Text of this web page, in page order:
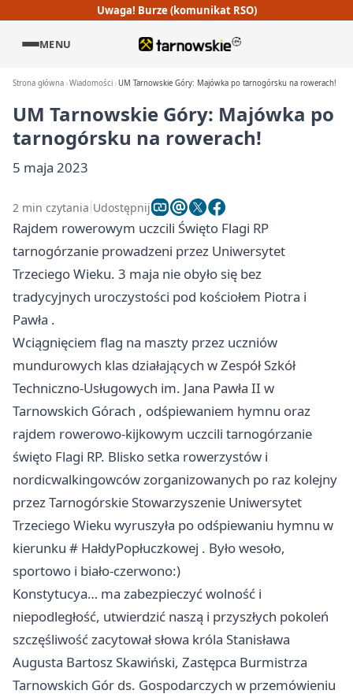
Uwaga! Burze (komunikat RSO)
MENU
Strona główna Wiadomości UM Tarnowskie Góry: Majówka po tarnogórsku na rowerach!
UM Tarnowskie Góry: Majówka po
tarnogórsku na rowerach!
5 maja 2023
2 min czytania Udostępnij
Rajdem rowerowym uczcili Święto Flagi RP
tarnogórzanie prowadzeni przez Uniwersytet
Trzeciego Wieku. 3 maja nie obyło się bez
tradycyjnych uroczystości pod kościołem Piotra i
Pawła .
Wciągnięciem flag na maszty przez uczniów
mundurowych klas działających wZespół Szkół
Techniczno-Usługowych im. Jana Pawła II w
Tarnowskich Górach , odśpiewaniem hymnu oraz
rajdem rowerowo-kijkowym uczcili tarnogórzanie
święto Flagi RP. Blisko setka rowerzystów i
nordicwalkingowców zorganizowanych po raz kolejny
przezTarnogórskie Stowarzyszenie Uniwersytet
Trzeciego Wieku wyruszyła po odśpiewaniu hymnu w
kierunku # HałdyPopłuczkowej . Było wesoło,
sportowo i biało-czerwono:)
Konstytucya… ma zabezpieczyć wolność i
niepodległość, utwierdzić naszą i przyszłych pokoleń
szczęśliwość zacytował słowa króla Stanisława
Augusta Bartosz Skawiński, Zastępca Burmistrza
Tarnowskich Gór ds. Gospodarczych w przemówieniu